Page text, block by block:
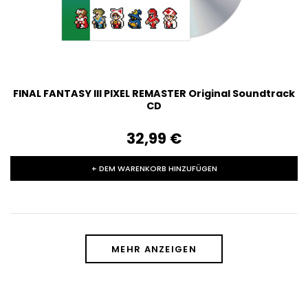
FINAL FANTASY III PIXEL REMASTER Original Soundtrack
CD
32,99‎ ‎€
+ DEM WARENKORB HINZUFÜGEN
MEHR ANZEIGEN